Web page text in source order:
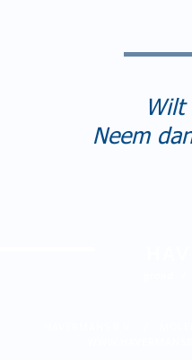
Wilt
Neem